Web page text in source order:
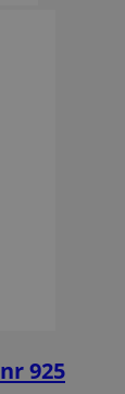
925